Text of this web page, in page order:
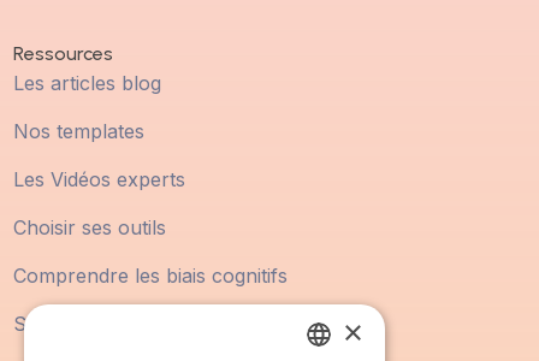
Ressources
Les articles blog
Nos templates
Les Vidéos experts
Choisir ses outils
Comprendre les biais cognitifs
Statistique Marketing
×